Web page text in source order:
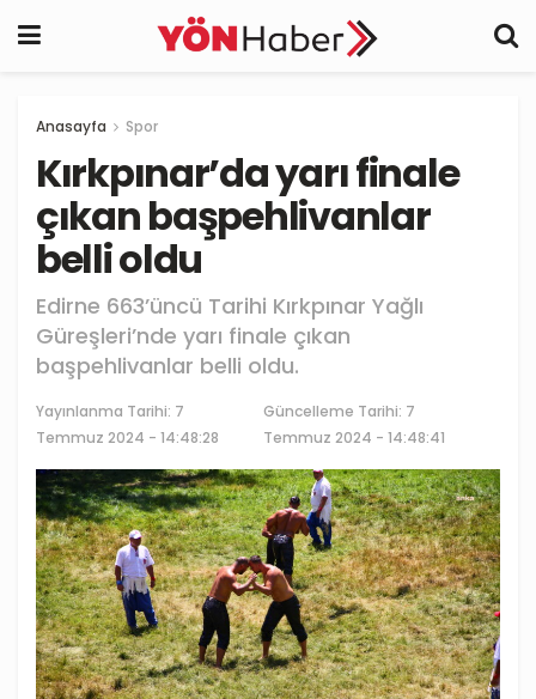
Anasayfa Spor
Kırkpınar’da yarı finale
çıkan başpehlivanlar
belli oldu
Edirne 663’üncü Tarihi Kırkpınar Yağlı
Güreşleri’nde yarı finale çıkan
başpehlivanlar belli oldu.
Yayınlanma Tarihi: 7
Temmuz 2024 - 14:48:28
Güncelleme Tarihi: 7
Temmuz 2024 - 14:48:41